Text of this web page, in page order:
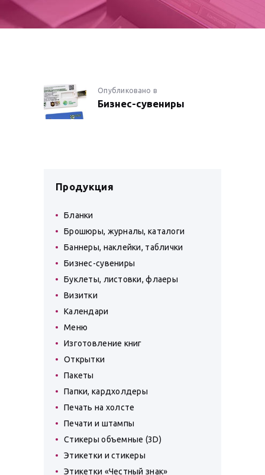
НАВИГАЦИЯ
ПО
Опубликовано вПредыдущая
запись:
Бизнес-сувениры
Продукция
Бланки
Брошюры, журналы, каталоги
Баннеры, наклейки, таблички
Бизнес-сувениры
Буклеты, листовки, флаеры
Визитки
Календари
Меню
Изготовление книг
Открытки
Пакеты
Папки, кардхолдеры
Печать на холсте
Печати и штампы
Стикеры объемные (3D)
Этикетки и стикеры
Этикетки «Честный знак»